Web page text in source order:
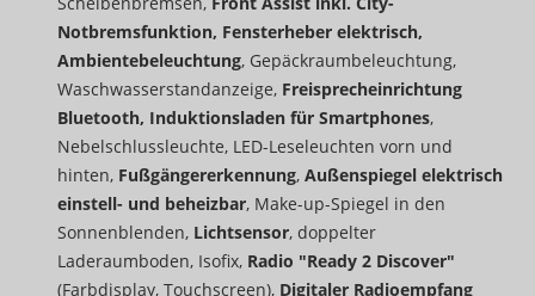
Notbremsfunktion, Fensterheber elektrisch,
Ambientebeleuchtung, Gepäckraumbeleuchtung,
Waschwasserstandanzeige, Freisprecheinrichtung
Bluetooth, Induktionsladen für Smartphones,
Nebelschlussleuchte, LED-Leseleuchten vorn und
hinten, Fußgängererkennung, Außenspiegel elektrisch
einstell- und beheizbar, Make-up-Spiegel in den
Sonnenblenden, Lichtsensor, doppelter
Laderaumboden, Isofix, Radio "Ready 2 Discover"
(Farbdisplay, Touchscreen), Digitaler Radioempfang